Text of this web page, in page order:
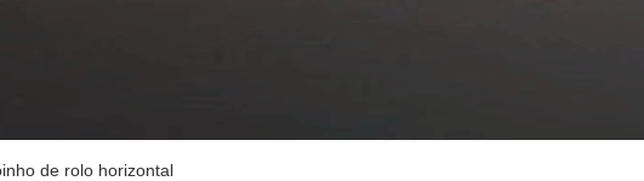
de rolo horizontal